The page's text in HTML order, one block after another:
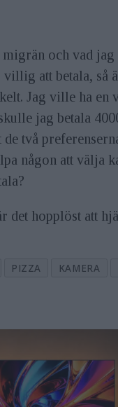
och vad
att betala, så
Jag ville ha
jag betala
de två
någon att välja
det hopplöst att
PIZZA KAMERA